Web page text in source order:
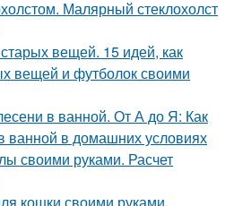
Малярный стеклохолст
вещей. 15 идей, как
вещей и футболок своими
в ванной. От А до Я: Как
ванной в домашних условиях
своими руками. Расчет
кошки своими руками.